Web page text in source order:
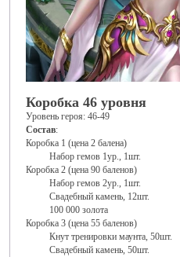
Коробка 46 уровня
Уровень героя: 46-49
Состав:
Коробка 1 (цена 2 балена)
Набор гемов 1ур., 1шт.
Коробка 2 (цена 90 баленов)
Набор гемов 2ур., 1шт.
Свадебный камень, 12шт.
100 000 золота
Коробка 3 (цена 55 баленов)
Кнут тренировки маунта, 50шт.
Свадебный камень, 50шт.